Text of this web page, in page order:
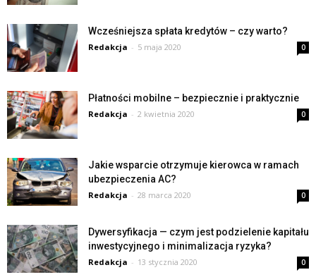
Wcześniejsza spłata kredytów – czy warto?
Redakcja - 5 maja 2020 0
Płatności mobilne – bezpiecznie i praktycznie
Redakcja - 2 kwietnia 2020 0
Jakie wsparcie otrzymuje kierowca w ramach
ubezpieczenia AC?
Redakcja - 28 marca 2020 0
Dywersyfikacja — czym jest podzielenie kapitału
inwestycyjnego i minimalizacja ryzyka?
Redakcja - 13 stycznia 2020 0